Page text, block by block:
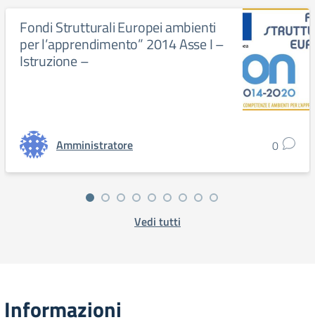
Fondi Strutturali Europei ambienti
per l’apprendimento” 2014 Asse I –
Istruzione –
Amministratore 0
Vedi tutti
Informazioni